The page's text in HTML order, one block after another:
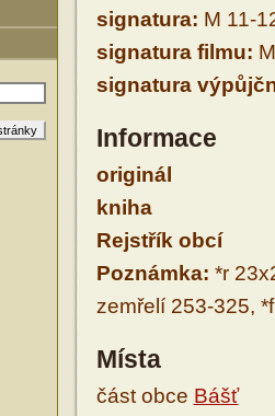
signatura: M 11-
signatura filmu:
signatura
Informace
originál
kniha
Rejstřík obcí
Poznámka: *r
zemřelí 253-325,
Místa
část obce Bášť